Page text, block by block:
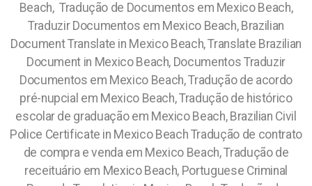
Beach, Tradução de Documentos em Mexico Beach,
Traduzir Documentos em Mexico Beach, Brazilian
Document Translate in Mexico Beach, Translate Brazilian
Document in Mexico Beach, Documentos Traduzir
Documentos em Mexico Beach, Tradução de acordo
pré-nupcial em Mexico Beach, Tradução de histórico
escolar de graduação em Mexico Beach, Brazilian Civil
Police Certificate in Mexico Beach Tradução de contrato
de compra e venda em Mexico Beach, Tradução de
receituário em Mexico Beach, Portuguese Criminal